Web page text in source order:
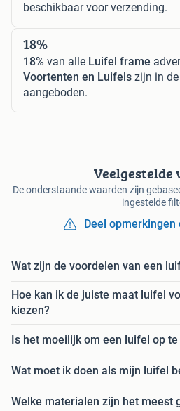
beschikbaar voor verzending.
18%
18% van alle Luifel frame
Voortenten en Luifels zijn in
aangeboden.
Veelgestelde
De onderstaande waarden zijn
ingestelde
Deel opmerkingen
Wat zijn de voordelen van een
Hoe kan ik de juiste maat luifel
kiezen?
Is het moeilijk om een luifel op
Wat moet ik doen als mijn luifel
Welke materialen zijn het meest